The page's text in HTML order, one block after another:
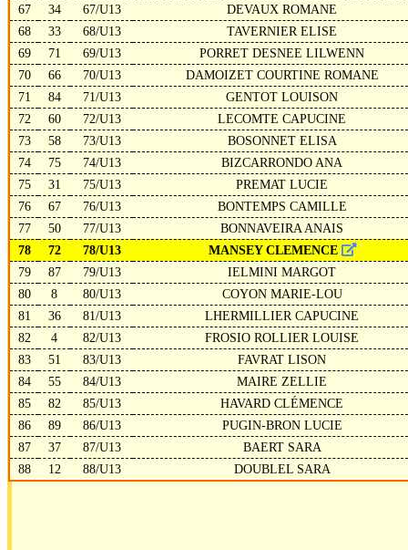
67
34 67/U13
DEVAUX ROMANE
68
33 68/U13
TAVERNIER ELISE
69
71 69/U13
PORRET DESNEE LILWENN
70
66 70/U13
DAMOIZET COURTINE ROMANE
71
84 71/U13
GENTOT LOUISON
72
60 72/U13
LECOMTE CAPUCINE
73
58 73/U13
BOSONNET ELISA
74
75 74/U13
BIZCARRONDO ANA
75
31 75/U13
PREMAT LUCIE
76
67 76/U13
BONTEMPS CAMILLE
77
50 77/U13
BONNAVEIRA ANAIS
78
72 78/U13
MANSEY CLEMENCE
79
87 79/U13
IELMINI MARGOT
80
8 80/U13
COYON MARIE-LOU
81
36 81/U13
LHERMILLIER CAPUCINE
82
4 82/U13
FROSIO ROLLIER LOUISE
83
51 83/U13
FAVRAT LISON
84
55 84/U13
MAIRE ZELLIE
85
82 85/U13
HAVARD CLÉMENCE
86
89 86/U13
PUGIN-BRON LUCIE
87
37 87/U13
BAERT SARA
88
12 88/U13 DOUBLEL SARA